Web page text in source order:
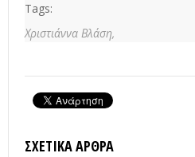
Tags:
Χριστιάννα Βλάση,
ΣΧΕΤΙΚΆ ΆΡΘΡΑ